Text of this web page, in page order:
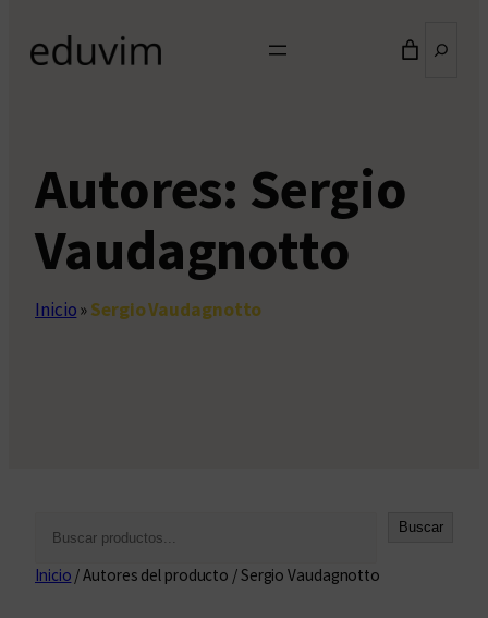
Autores: Sergio
Vaudagnotto
Inicio»Sergio Vaudagnotto
s
Buscar
Inicio / Autores del producto / Sergio Vaudagnotto